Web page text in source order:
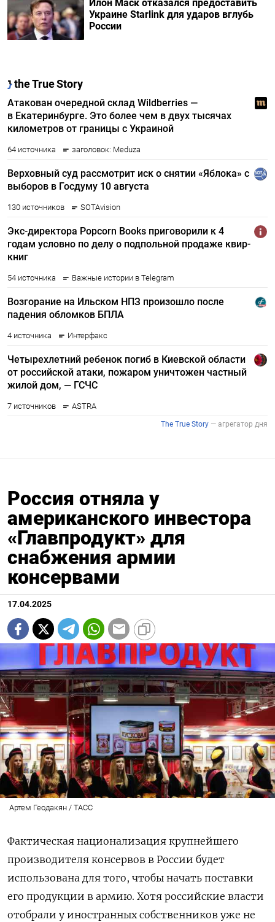
Илон Маск отказался предоставить
Украине Starlink для ударов вглубь
России
Россия отняла у
американского инвестора
«Главпродукт» для
снабжения армии
консервами
17.04.2025
Артем Геодакян / ТАСС
Фактическая национализация крупнейшего
производителя консервов в России будет
использована для того, чтобы начать поставки
его продукции в армию. Хотя российские власти
отобрали у иностранных собственников уже не